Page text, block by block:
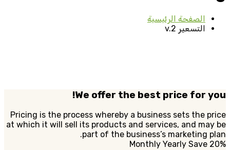
الصفحة الرئيسية
التسعير v.2
We offer the best price for you!
Pricing is the process whereby a business sets the price
at which it will sell its products and services, and may be
part of the business’s marketing plan.
Monthly Yearly Save 20%